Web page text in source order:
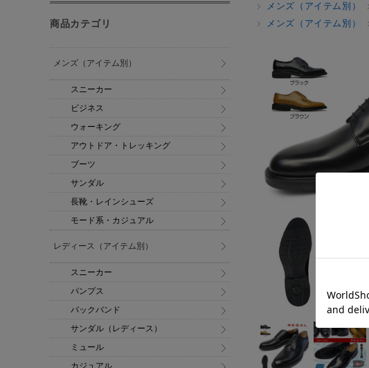
メンズ（アイテム別）
メンズ（アイテム別）
商品カテゴリ
メンズ（アイテム別）
スニーカー
ビジネス
ウォーキング
アウトドア・トレッキング
ブーツ
サンダル
長靴・レインシューズ
モード系・カジュアル
レディース（アイテム別）
スニーカー
パンプス
バックバンド
サンダル（レディース）
ミュール
カジュアル